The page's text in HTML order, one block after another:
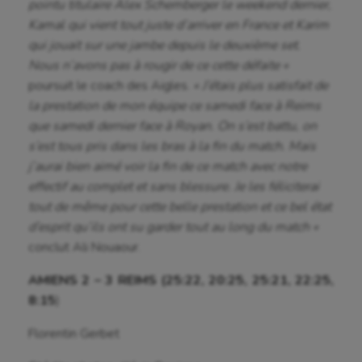
Korfbal
Longue paume
Natation
Natation artistique
Omnisports
Outdoor
Parkour
Pétanque
pointu titulaire Alex Schemberger le weekend dernier,
Kamal qui vient tout juste d’arriver en France et Karim
qui jouait sur une jambe depuis le deuxième set.
Nous n’avons pas à rougir de ce cette défaite «
poursuit le coach des Aigles.
« J’étais plus satisfait de
la prestation de mon équipe ce samedi face à Reims
que samedi dernier face à Royan. On s’est battu, on
s’est tous pris dans les bras à la fin du match. Mais
j’aurai bien aimé voir la fin de ce match avec notre
effectif au complet et sans blessure. Je les féliciterai
tout de même pour cette belle prestation et ce bel état
d’esprit qu’ils ont su garder tout au long du match «
conclut Ali Nouaour.
AMIENS 2 – 3 REIMS (25:22, 20:25, 25:21, 22:25,
8:15
Florentin Gerbet